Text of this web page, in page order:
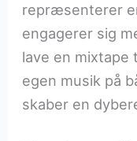
repræsenterer
engagerer sig
lave en mixtape
egen musik på
skaber en